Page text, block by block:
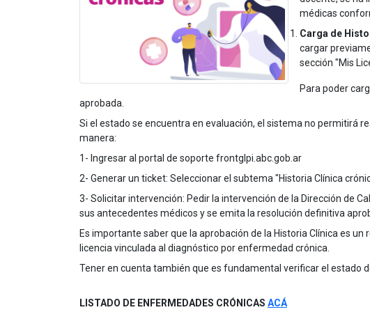
médicas
Carga de
cargar
sección "Mis
Para poder
aprobada.
Si el estado se encuentra en evaluación, el sistema no permitirá
manera:
1- Ingresar al portal de soporte frontglpi.abc.gob.ar
2- Generar un ticket: Seleccionar el subtema "Historia Clínica
3- Solicitar intervención: Pedir la intervención de la Dirección de
sus antecedentes médicos y se emita la resolución definitiva
Es importante saber que la aprobación de la Historia Clínica es
licencia vinculada al diagnóstico por enfermedad crónica.
Tener en cuenta también que es fundamental verificar el estado
LISTADO DE ENFERMEDADES CRÓNICAS ACÁ